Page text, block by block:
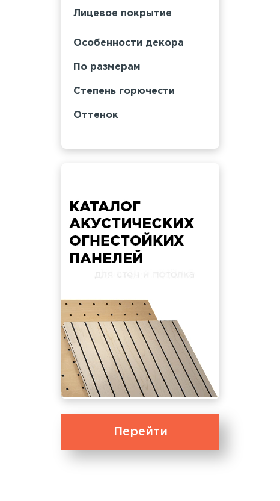
Лицевое покрытие
Особенности декора
По размерам
Степень горючести
Оттенок
Перейти